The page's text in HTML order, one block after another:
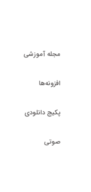
مجله آموزشی
افزونه‌ها
پکیج دانلودی
صوتی